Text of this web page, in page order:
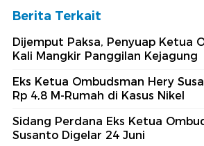
Berita Terkait
Dijemput Paksa, Penyuap Ketua
Kali Mangkir Panggilan Kejagung
Eks Ketua Ombudsman Hery
Rp 4,8 M-Rumah di Kasus Nikel
Sidang Perdana Eks Ketua
Susanto Digelar 24 Juni